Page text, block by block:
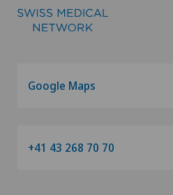
Google Maps
+41 43 268 70 70